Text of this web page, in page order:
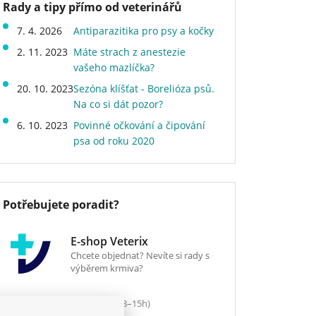
Rady a tipy přímo od veterinářů
7. 4. 2026
Antiparazitika pro psy a kočky
2. 11. 2023 Máte strach z anestezie
vašeho mazlíčka?
20. 10. 2023Sezóna klíšťat - Borelióza psů.
Na co si dát pozor?
6. 10. 2023 Povinné očkování a čipování
psa od roku 2020
Potřebujete poradit?
E-shop Veterix
Chcete objednat? Nevíte si rady s
výběrem krmiva?
(Po–Pá, 8–15h)